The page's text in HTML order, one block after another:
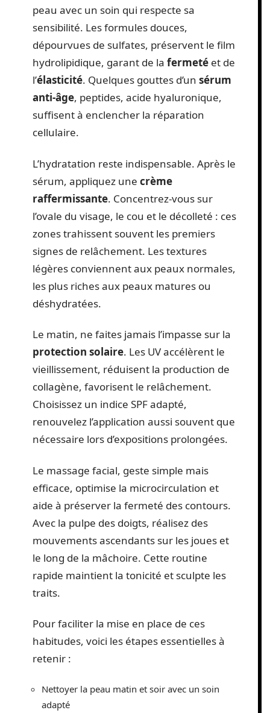
peau avec un soin qui respecte sa
sensibilité. Les formules douces,
dépourvues de sulfates, préservent le film
hydrolipidique, garant de la fermeté et de
l’élasticité. Quelques gouttes d’un sérum
anti-âge, peptides, acide hyaluronique,
suffisent à enclencher la réparation
cellulaire.
L’hydratation reste indispensable. Après le
sérum, appliquez une crème
raffermissante. Concentrez-vous sur
l’ovale du visage, le cou et le décolleté : ces
zones trahissent souvent les premiers
signes de relâchement. Les textures
légères conviennent aux peaux normales,
les plus riches aux peaux matures ou
déshydratées.
Le matin, ne faites jamais l’impasse sur la
protection solaire. Les UV accélèrent le
vieillissement, réduisent la production de
collagène, favorisent le relâchement.
Choisissez un indice SPF adapté,
renouvelez l’application aussi souvent que
nécessaire lors d’expositions prolongées.
Le massage facial, geste simple mais
efficace, optimise la microcirculation et
aide à préserver la fermeté des contours.
Avec la pulpe des doigts, réalisez des
mouvements ascendants sur les joues et
le long de la mâchoire. Cette routine
rapide maintient la tonicité et sculpte les
traits.
Pour faciliter la mise en place de ces
habitudes, voici les étapes essentielles à
retenir :
Nettoyer la peau matin et soir avec un soin
adapté